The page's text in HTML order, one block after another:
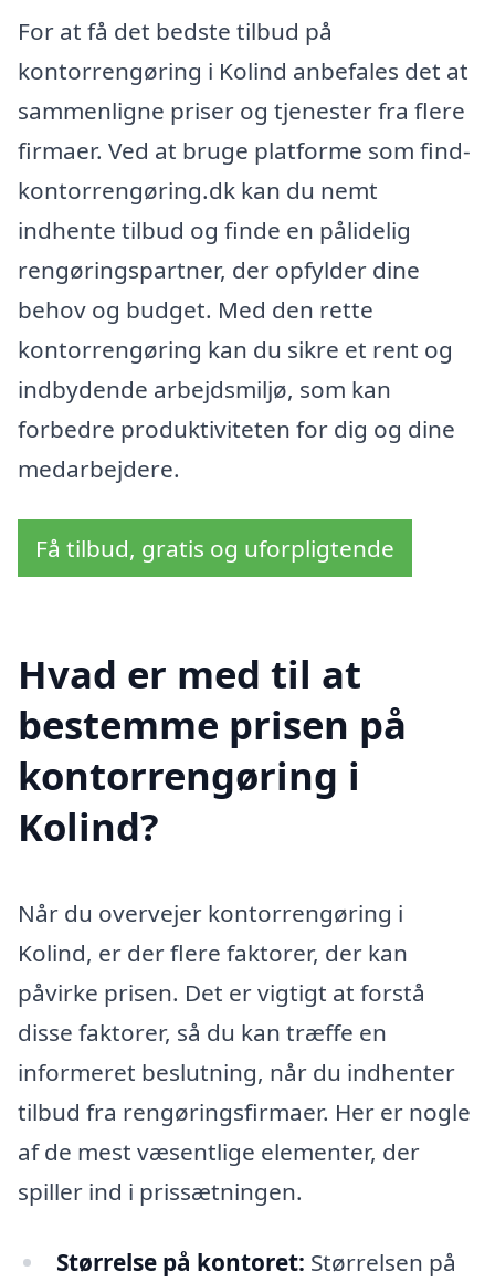
For at få det bedste tilbud på
kontorrengøring i Kolind anbefales det at
sammenligne priser og tjenester fra flere
firmaer. Ved at bruge platforme som find-
kontorrengøring.dk kan du nemt
indhente tilbud og finde en pålidelig
rengøringspartner, der opfylder dine
behov og budget. Med den rette
kontorrengøring kan du sikre et rent og
indbydende arbejdsmiljø, som kan
forbedre produktiviteten for dig og dine
medarbejdere.
Få tilbud, gratis og uforpligtende
Hvad er med til at
bestemme prisen på
kontorrengøring i
Kolind?
Når du overvejer kontorrengøring i
Kolind, er der flere faktorer, der kan
påvirke prisen. Det er vigtigt at forstå
disse faktorer, så du kan træffe en
informeret beslutning, når du indhenter
tilbud fra rengøringsfirmaer. Her er nogle
af de mest væsentlige elementer, der
spiller ind i prissætningen.
Størrelse på kontoret: Størrelsen på